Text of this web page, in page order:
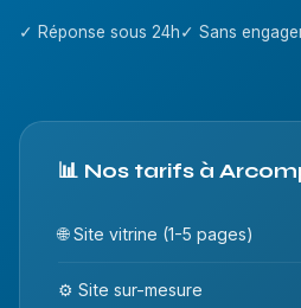
✓ Réponse sous 24h✓ Sans
📊 Nos tarifs à
🌐 Site vitrine (1-5 pages)
⚙️ Site sur-mesure